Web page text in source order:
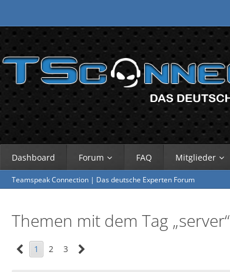
Dashboard Forum FAQ Mitglieder
Teamspeak Connection | Das deutsche Experten Forum
Themen mit dem Tag „server“
1 2 3